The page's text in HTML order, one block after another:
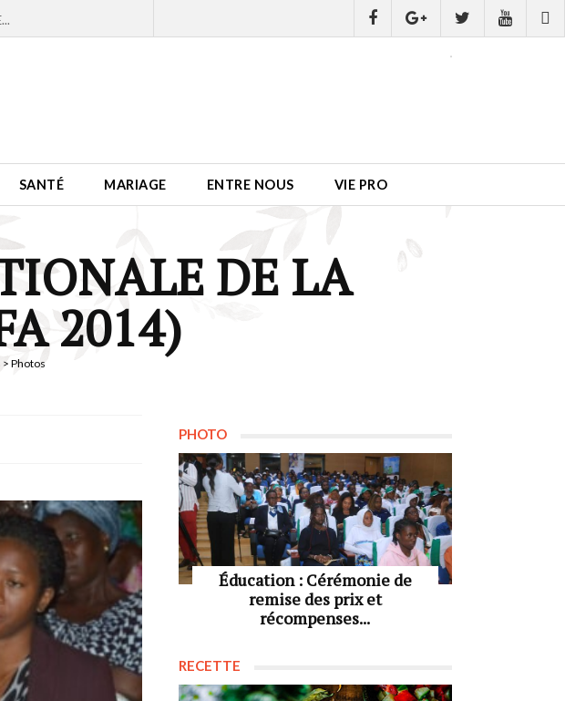
SANTÉ MARIAGE ENTRE NOUS VIE PRO
DE LA
2014)
> Photos
PHOTO
Éducation : Cérémonie de
remise des prix et
récompenses...
RECETTE